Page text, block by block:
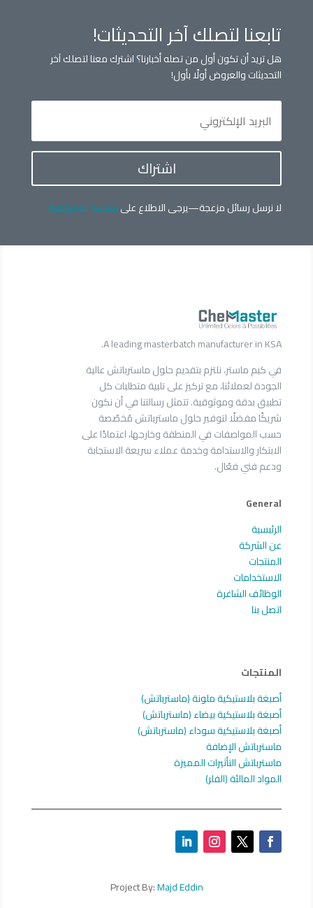
تابعنا لتصلك آخر التحديثات!
هل تريد أن تكون أول من تصله أخبارنا؟ اشترك معنا لتصلك آخر
التحديثات والعروض أولًا بأول!
اشتراك
لا نرسل رسائل مزعجة—يرجى الاطلاع علىسياسة الخصوصية
A leading masterbatch manufacturer in KSA.
في كيم ماستر، نلتزم بتقديم حلول ماسترباتش عالية
الجودة لعملائنا، مع تركيز على تلبية متطلبات كل
تطبيق بدقة وموثوقية. تتمثل رسالتنا في أن نكون
شريكًا مفضلًا لتوفير حلول ماسترباتش مُخصّصة
حسب المواصفات في المنطقة وخارجها، اعتمادًا على
الابتكار والاستدامة وخدمة عملاء سريعة الاستجابة
ودعم فني فعّال.
General
الرئيسية
عن الشركة
المنتجات
الاستخدامات
الوظائف الشاغرة
اتصل بنا
المنتجات
أصبغة بلاستيكية ملونة (ماسترباتش)
أصبغة بلاستيكية بيضاء (ماسترباتش)
أصبغة بلاستيكية سوداء (ماسترباتش)
ماسترباتش الإضافة
ماسترباتش التأثيرات المميزة
المواد المالئة (الفلر)
Project By:Majd Eddin